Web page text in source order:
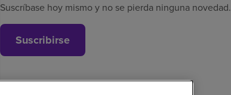
Suscríbase hoy mismo y no se pierda ninguna novedad.
Suscribirse